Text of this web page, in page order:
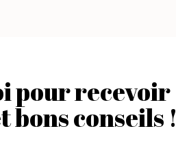
pour recevoir
bons conseils !